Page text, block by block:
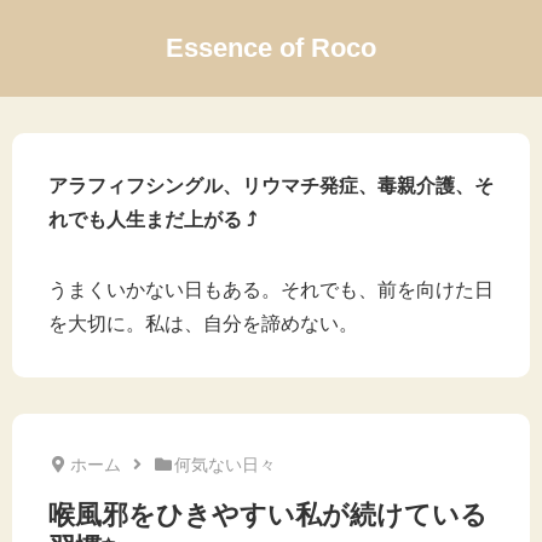
Essence of Roco
アラフィフシングル、リウマチ発症、毒親介護、そ
れでも人生まだ上がる ⤴
うまくいかない日もある。それでも、前を向けた日
を大切に。私は、自分を諦めない。
ホーム 何気ない日々
喉風邪をひきやすい私が続けている